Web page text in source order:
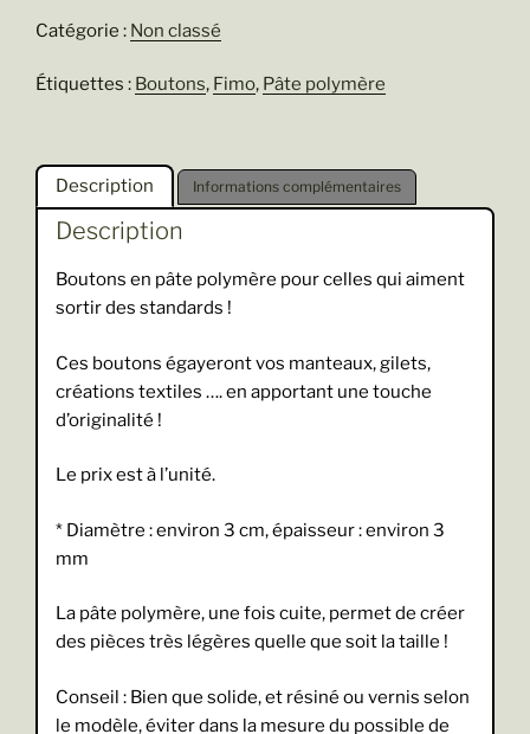
Catégorie : Non classé
Étiquettes : Boutons, Fimo, Pâte polymère
Description Informations complémentaires
Description
Boutons en pâte polymère pour celles qui aiment
sortir des standards !
Ces boutons égayeront vos manteaux, gilets,
créations textiles …. en apportant une touche
d’originalité !
Le prix est à l’unité.
* Diamètre : environ 3 cm, épaisseur : environ 3
mm
La pâte polymère, une fois cuite, permet de créer
des pièces très légères quelle que soit la taille !
Conseil : Bien que solide, et résiné ou vernis selon
le modèle, éviter dans la mesure du possible de